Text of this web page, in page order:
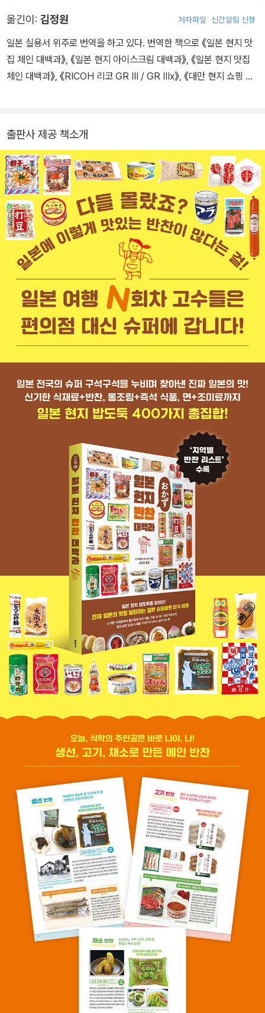
등 다양한 매체에 출연했다. 2019년에 일반 사단법인 ‘전국현지슈퍼
협회’를 설립해 전국의 숨은 식문화를 발굴하고 그 매력을 전하고 있
으며, 지은 책으로는 《일본 현지 반찬 대백과》 등이 있다.
옮긴이: 김정원 저자파일 신간알림 신청
일본 실용서 위주로 번역을 하고 있다. 번역한 책으로 《일본 현지 맛
집 체인 대백과》, 《일본 현지 아이스크림 대백과》, 《일본 현지 맛집
체인 대백과》, 《RICOH 리코 GR III / GR IIIx》, 《대만 현지 쇼핑 대
출판사 제공 책소개